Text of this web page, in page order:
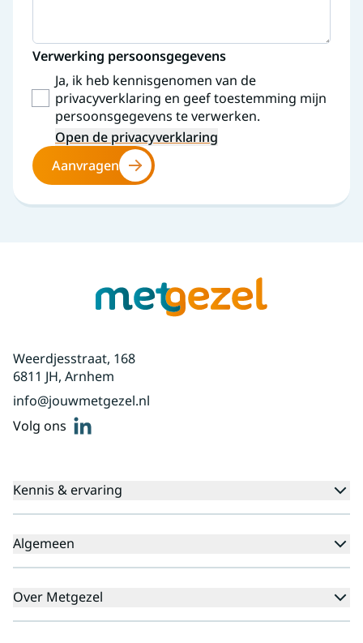
Verwerking persoonsgegevens
Ja, ik heb kennisgenomen van de
privacyverklaring en geef toestemming mijn
persoonsgegevens te verwerken.
Open de privacyverklaring
Aanvragen
Weerdjesstraat, 168
6811 JH, Arnhem
info@jouwmetgezel.nl
Volg ons linkedin
Kennis & ervaring
Agenda
Voor cliënten
Algemeen
Aanmeldprocedure
Klachten
Over Metgezel